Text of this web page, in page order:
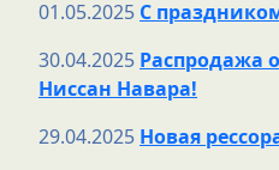
01.05.2025 С
30.04.2025 Распродажа
Ниссан Навара!
29.04.2025 Новая